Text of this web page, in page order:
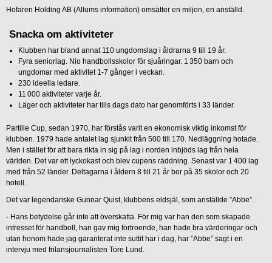
Hofaren Holding AB (Allums information) omsätter en miljon, en anställd.
Snacka om aktiviteter
Klubben har bland annat 110 ungdomslag i åldrarna 9 till 19 år.
Fyra seniorlag. Nio handbollsskolor för sjuåringar. 1 350 barn och
ungdomar med aktivitet 1-7 gånger i veckan.
230 ideella ledare.
11 000 aktiviteter varje år.
Läger och aktiviteter har tills dags dato har genomförts i 33 länder.
Partille Cup, sedan 1970, har förstås varit en ekonomisk viktig inkomst för
klubben. 1979 hade antalet lag sjunkit från 500 till 170. Nedläggning hotade.
Men i stället för att bara rikta in sig på lag i norden inbjöds lag från hela
världen. Det var ett lyckokast och blev cupens räddning. Senast var 1 400 lag
med från 52 länder. Deltagarna i åldern 8 till 21 år bor på 35 skolor och 20
hotell.
Det var legendariske Gunnar Quist, klubbens eldsjäl, som anställde ”Abbe”.
- Hans betydelse går inte att överskatta. För mig var han den som skapade
intresset för handboll, han gav mig förtroende, han hade bra värderingar och
utan honom hade jag garanterat inte suttit här i dag, har ”Abbe” sagt i en
intervju med frilansjournalisten Tore Lund.